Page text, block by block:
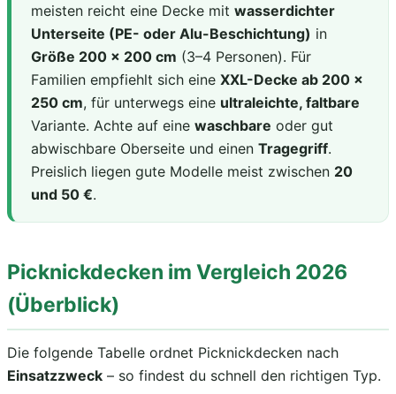
meisten reicht eine Decke mit wasserdichter
Unterseite (PE- oder Alu-Beschichtung) in
Größe 200 × 200 cm (3–4 Personen). Für
Familien empfiehlt sich eine XXL-Decke ab 200 ×
250 cm, für unterwegs eine ultraleichte, faltbare
Variante. Achte auf eine waschbare oder gut
abwischbare Oberseite und einen Tragegriff.
Preislich liegen gute Modelle meist zwischen 20
und 50 €.
Picknickdecken im Vergleich 2026
(Überblick)
Die folgende Tabelle ordnet Picknickdecken nach
Einsatzzweck – so findest du schnell den richtigen Typ.